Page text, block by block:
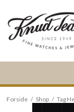
Forside / Shop / Tag